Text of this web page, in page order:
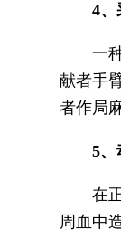
4、采
一种
献者手
者作局
5、动
在正
周血中